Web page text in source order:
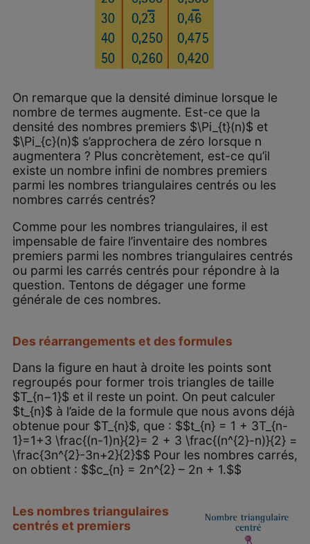
On remarque que la densité diminue lorsque le
nombre de termes augmente. Est-ce que la
densité des nombres premiers $\Pi_{t}(n)$ et
$\Pi_{c}(n)$ s’approchera de zéro lorsque n
augmentera ? Plus concrètement, est-ce qu’il
existe un nombre infini de nombres premiers
parmi les nombres triangulaires centrés ou les
nombres carrés centrés?
Comme pour les nombres triangulaires, il est
impensable de faire l’inventaire des nombres
premiers parmi les nombres triangulaires centrés
ou parmi les carrés centrés pour répondre à la
question. Tentons de dégager une forme
générale de ces nombres.
Des réarrangements et des formules
Dans la figure en haut à droite les points sont
regroupés pour former trois triangles de taille
$T_{n−1}$ et il reste un point. On peut calculer
$t_{n}$ à l’aide de la formule que nous avons déjà
obtenue pour $T_{n}$, que : $$t_{n} = 1 + 3T_{n-
1}=1+3 \frac{(n-1)n}{2}= 2 + 3 \frac{(n^{2}-n)}{2} =
\frac{3n^{2}-3n+2}{2}$$ Pour les nombres carrés,
on obtient : $$c_{n} = 2n^{2} – 2n + 1.$$
Les nombres triangulaires
centrés et premiers